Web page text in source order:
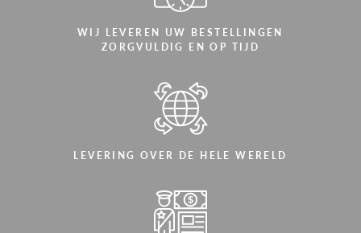
WIJ LEVEREN UW BESTELLINGEN
ZORGVULDIG EN OP TIJD
LEVERING OVER DE HELE WERELD